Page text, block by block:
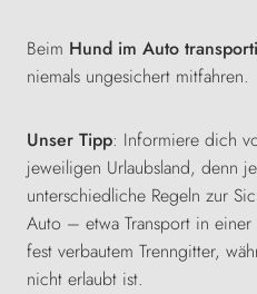
Beim Hund im Auto
niemals ungesichert mitfahren.
Unser Tipp: Informiere dich
jeweiligen Urlaubsland, denn
unterschiedliche Regeln zur
Auto – etwa Transport in
fest verbautem Trenngitter,
nicht erlaubt ist.